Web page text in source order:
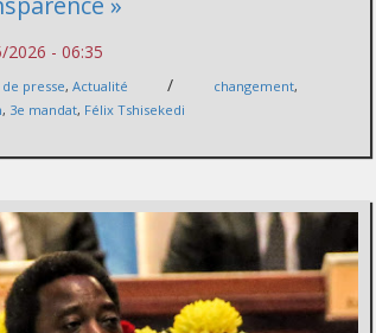
2026 - 06:35
de presse,Actualité / changement,
, 3e mandat, Félix Tshisekedi